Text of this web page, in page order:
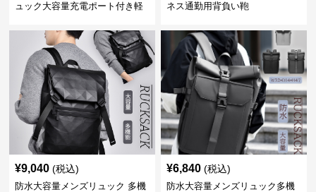
ュック大容量充電ポート付き軽
ネス通勤用背負い鞄
¥9,040 (税込)
防水大容量メンズリュック 多機
¥6,840 (税込)
防水大容量メンズリュック多機